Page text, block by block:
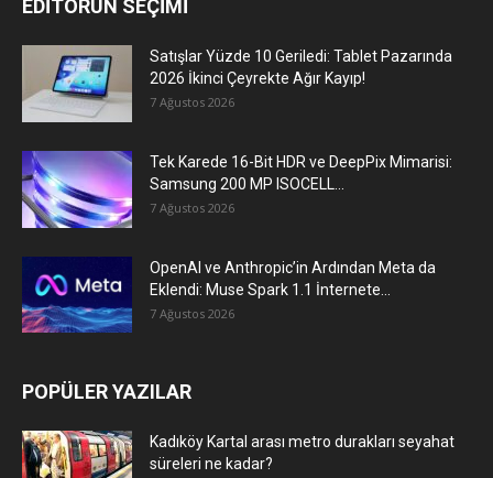
EDİTÖRÜN SEÇİMİ
Satışlar Yüzde 10 Geriledi: Tablet Pazarında
2026 İkinci Çeyrekte Ağır Kayıp!
7 Ağustos 2026
Tek Karede 16-Bit HDR ve DeepPix Mimarisi:
Samsung 200 MP ISOCELL...
7 Ağustos 2026
OpenAI ve Anthropic’in Ardından Meta da
Eklendi: Muse Spark 1.1 İnternete...
7 Ağustos 2026
POPÜLER YAZILAR
Kadıköy Kartal arası metro durakları seyahat
süreleri ne kadar?